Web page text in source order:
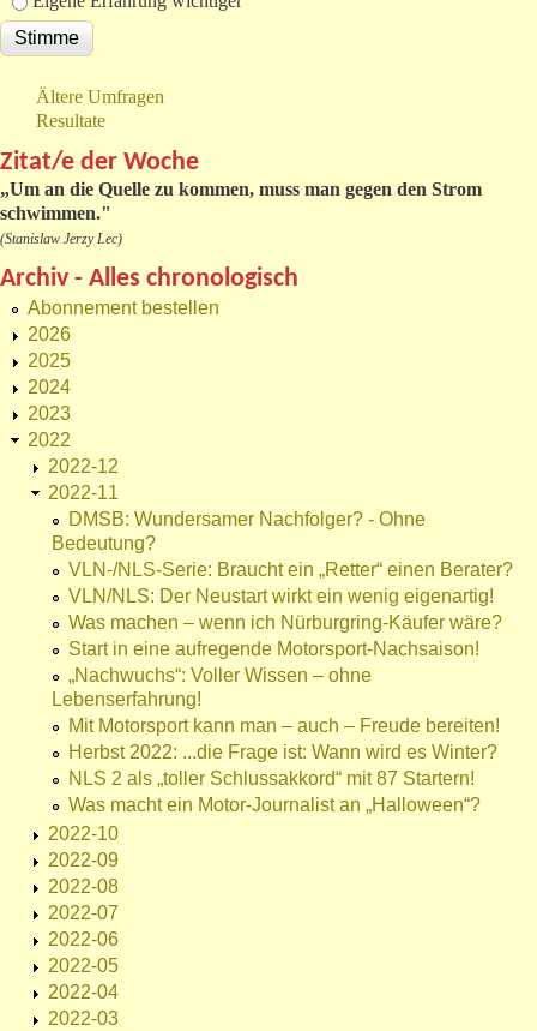
Ältere Umfragen
Resultate
Zitat/e der Woche
„Um an die Quelle zu kommen, muss man gegen den Strom
schwimmen."
(Stanislaw Jerzy Lec)
Archiv - Alles chronologisch
Abonnement bestellen
2026
2025
2024
2023
2022
2022-12
2022-11
DMSB: Wundersamer Nachfolger? - Ohne
Bedeutung?
VLN-/NLS-Serie: Braucht ein „Retter“ einen Berater?
VLN/NLS: Der Neustart wirkt ein wenig eigenartig!
Was machen – wenn ich Nürburgring-Käufer wäre?
Start in eine aufregende Motorsport-Nachsaison!
„Nachwuchs“: Voller Wissen – ohne
Lebenserfahrung!
Mit Motorsport kann man – auch – Freude bereiten!
Herbst 2022: ...die Frage ist: Wann wird es Winter?
NLS 2 als „toller Schlussakkord“ mit 87 Startern!
Was macht ein Motor-Journalist an „Halloween“?
2022-10
2022-09
2022-08
2022-07
2022-06
2022-05
2022-04
2022-03